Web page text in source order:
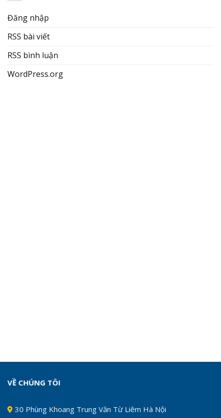
Đăng nhập
RSS bài viết
RSS bình luận
WordPress.org
VỀ CHÚNG TÔI
30 Phùng Khoang Trung Văn Từ Liêm Hà Nội